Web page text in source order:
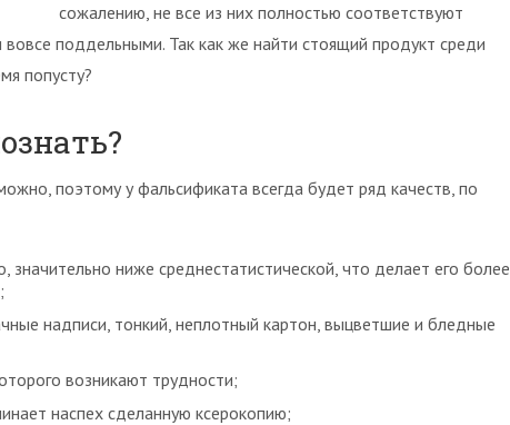
сожалению, не все из них полностью соответствуют
вовсе поддельными. Так как же найти стоящий продукт среди
попусту?
поэтому у фальсификата всегда будет ряд качеств, по
значительно ниже среднестатистической, что делает его более
надписи, тонкий, неплотный картон, выцветшие и бледные
возникают трудности;
наспех сделанную ксерокопию;